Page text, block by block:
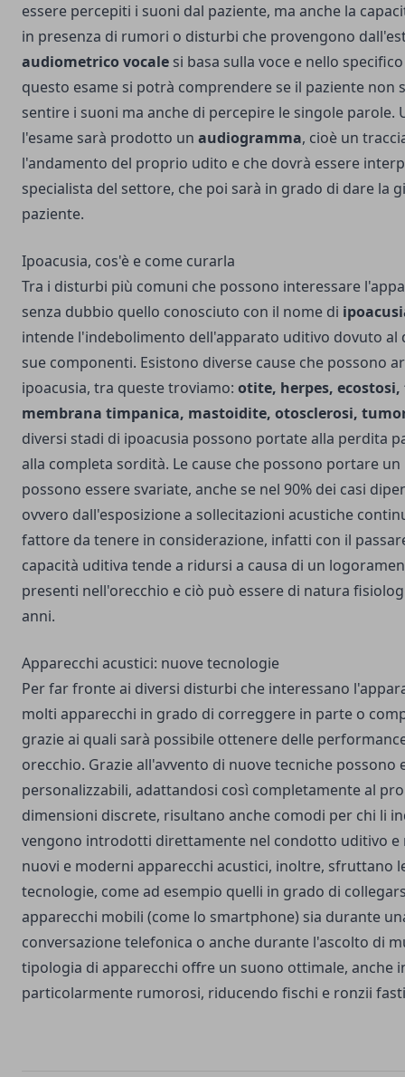
essere percepiti i suoni dal paziente, ma anche la
in presenza di rumori o disturbi che provengono
audiometrico vocale si basa sulla voce e nello
questo esame si potrà comprendere se il paziente non
sentire i suoni ma anche di percepire le singole parole.
l'esame sarà prodotto un audiogramma, cioè un
l'andamento del proprio udito e che dovrà essere
specialista del settore, che poi sarà in grado di dare la
paziente.
Ipoacusia, cos'è e come curarla
Tra i disturbi più comuni che possono interessare
senza dubbio quello conosciuto con il nome di
intende l'indebolimento dell'apparato uditivo dovuto al
sue componenti. Esistono diverse cause che possono
ipoacusia, tra queste troviamo: otite, herpes,
membrana timpanica, mastoidite, otosclerosi,
diversi stadi di ipoacusia possono portate alla perdita
alla completa sordità. Le cause che possono portare
possono essere svariate, anche se nel 90% dei casi
ovvero dall'esposizione a sollecitazioni acustiche
fattore da tenere in considerazione, infatti con il
capacità uditiva tende a ridursi a causa di un
presenti nell'orecchio e ciò può essere di natura
anni.
Apparecchi acustici: nuove tecnologie
Per far fronte ai diversi disturbi che interessano
molti apparecchi in grado di correggere in parte o
grazie ai quali sarà possibile ottenere delle
orecchio. Grazie all'avvento di nuove tecniche possono
personalizzabili, adattandosi così completamente al
dimensioni discrete, risultano anche comodi per chi li
vengono introdotti direttamente nel condotto uditivo e
nuovi e moderni apparecchi acustici, inoltre, sfruttano
tecnologie, come ad esempio quelli in grado di
apparecchi mobili (come lo smartphone) sia durante
conversazione telefonica o anche durante l'ascolto di
tipologia di apparecchi offre un suono ottimale, anche
particolarmente rumorosi, riducendo fischi e ronzii